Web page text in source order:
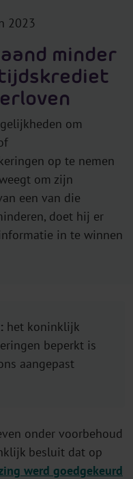
2023
minder
om
op te nemen
om zijn
een van die
doet hij er
in te winnen
het koninklijk
beperkt is
aangepast
onder voorbehoud
besluit dat op
werd goedgekeurd